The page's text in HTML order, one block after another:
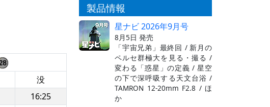
没
16:25
製品情報
星ナビ 2026年9月号
8月5日 発売
「宇宙兄弟」最終回 / 新月の
ペルセ群極大を見る・撮る /
変わる「惑星」の定義 / 星空
の下で深呼吸する天文台浴 /
TAMRON 12-20mm F2.8 / ほ
か